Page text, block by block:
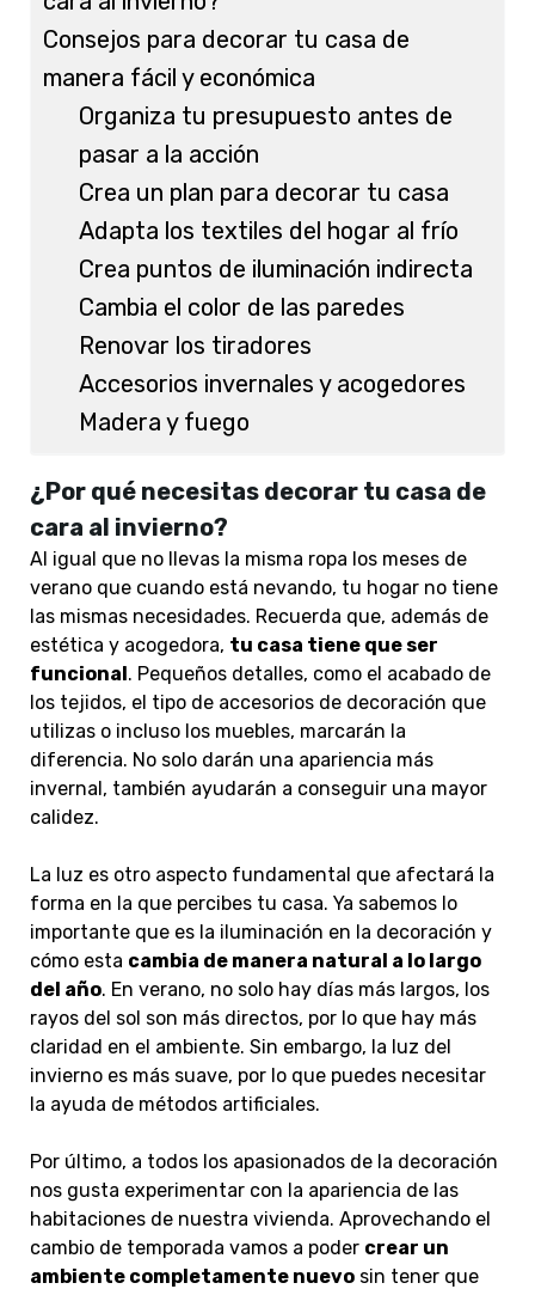
Consejos para decorar tu casa de
manera fácil y económica
Organiza tu presupuesto antes de
pasar a la acción
Crea un plan para decorar tu casa
Adapta los textiles del hogar al frío
Crea puntos de iluminación indirecta
Cambia el color de las paredes
Renovar los tiradores
Accesorios invernales y acogedores
Madera y fuego
¿Por qué necesitas decorar tu casa de
cara al invierno?
Al igual que no llevas la misma ropa los meses de
verano que cuando está nevando, tu hogar no tiene
las mismas necesidades. Recuerda que, además de
estética y acogedora, tu casa tiene que ser
funcional. Pequeños detalles, como el acabado de
los tejidos, el tipo de accesorios de decoración que
utilizas o incluso los muebles, marcarán la
diferencia. No solo darán una apariencia más
invernal, también ayudarán a conseguir una mayor
calidez.
La luz es otro aspecto fundamental que afectará la
forma en la que percibes tu casa. Ya sabemos lo
importante que es la iluminación en la decoración y
cómo esta cambia de manera natural a lo largo
del año. En verano, no solo hay días más largos, los
rayos del sol son más directos, por lo que hay más
claridad en el ambiente. Sin embargo, la luz del
invierno es más suave, por lo que puedes necesitar
la ayuda de métodos artificiales.
Por último, a todos los apasionados de la decoración
nos gusta experimentar con la apariencia de las
habitaciones de nuestra vivienda. Aprovechando el
cambio de temporada vamos a poder crear un
ambiente completamente nuevo sin tener que